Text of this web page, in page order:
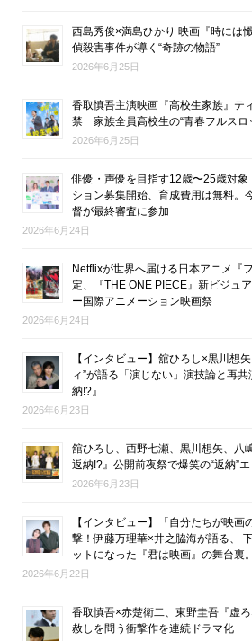
西島秀俊×満島ひかり 映画『時に
偵殺害事件が導く“奇跡の物語”
2026年6月25日
香取慎吾主演映画『高校生家族』テ
禁 家族全員高校生の“青春フルスロ
2026年6月25日
俳優・声優を目指す12歳〜25歳対象
ション募集開始、育成費用は無料。
督が最終審査に参加
2026年6月24日
Netflixが世界へ届ける日本アニメ『
定、『THE ONE PIECE』新ビジュ
ー国際アニメーション映画祭
2026年6月24日
【インタビュー】舘ひろし×黒川想
ィ”が語る「演じない」演技論と再
納!?』
2026年6月23日
舘ひろし、西野七瀬、黒川想矢、八
返納!?』公開前夜祭で爆笑の“返納”
2026年6月23日
【インタビュー】「自分たちが映
撃！伊藤万理華×井之脇海が語る、
ットになった『君は映画』の舞台裏。
2026年6月22日
香取慎吾×赤楚衛二、東野圭吾『虚
赦しを問う衝撃作を連続ドラマ化